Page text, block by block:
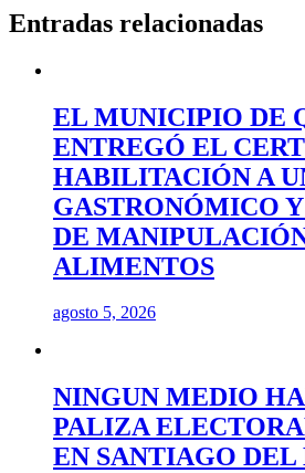
Entradas relacionadas
EL MUNICIPIO DE
ENTREGÓ EL
HABILITACIÓN A
GASTRONÓMICO
DE
ALIMENTOS
agosto 5, 2026
NINGUN MEDIO
PALIZA
EN SANTIAGO DEL